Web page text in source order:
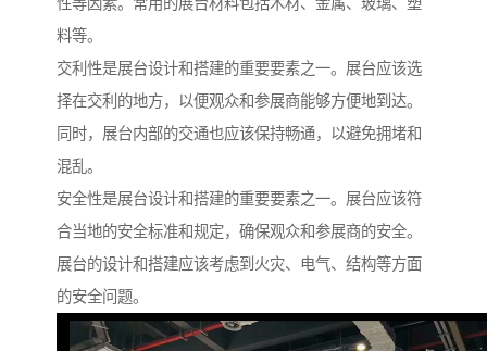
料等。
交利性是展台设计和搭建的重要要素之一。展台应该选
择在交利的地方，以便观众和参展商能够方便地到达。
同时，展台内部的交通也应该保持畅通，以避免拥堵和
混乱。
安全性是展台设计和搭建的重要要素之一。展台应该符
合当地的安全标准和规定，确保观众和参展商的安全。
展台的设计和搭建应该考虑到火灾、电气、结构等方面
的安全问题。